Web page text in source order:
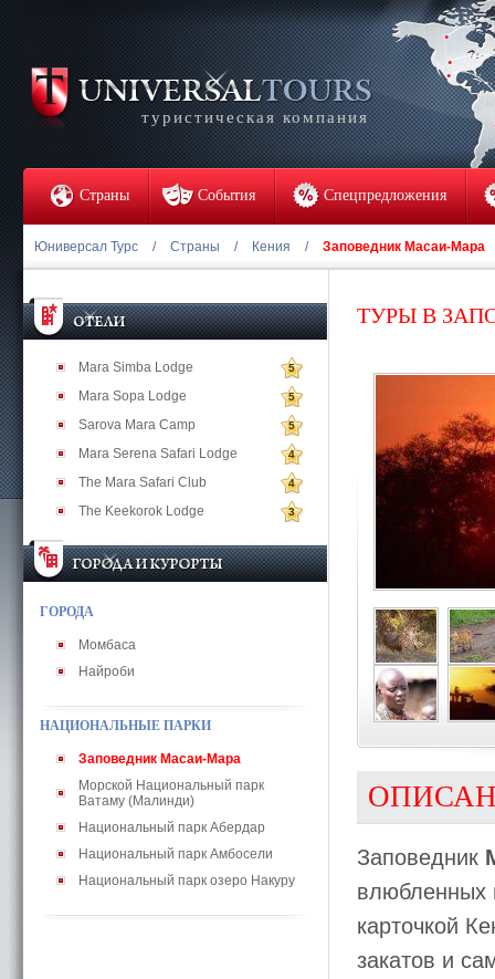
туристическая компания
Страны События Спецпредложения
Юниверсал Турс / Страны / Кения / Заповедник Масаи-Мара
Mara Simba Lodge 5
Mara Sopa Lodge 5
Sarova Mara Camp 5
Mara Serena Safari Lodge 4
The Mara Safari Club 4
The Keekorok Lodge 3
ГОРОДА
Момбаса
Найроби
НАЦИОНАЛЬНЫЕ ПАРКИ
Заповедник Масаи-Мара
Морской Нaциональный парк
Ватаму (Малинди)
Национальный парк Абердар
Национальный парк Амбосели
Национальный парк озеро Накуру
ТУРЫ В
Заповедник
влюбленных
карточкой
закатов и